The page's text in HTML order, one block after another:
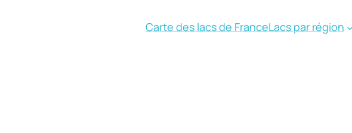
Carte des lacs de FranceLacs par région